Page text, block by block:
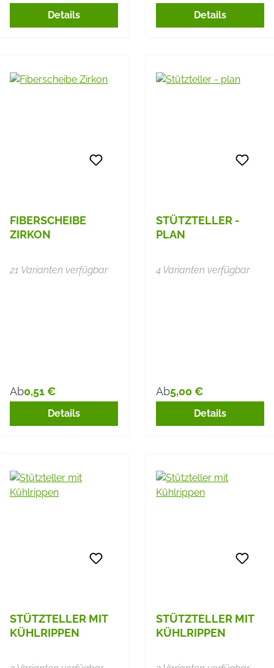
Details Details
FIBERSCHEIBE
ZIRKON
21 Varianten verfügbar
Regulärer Preis:
Ab0,51 €
Details
STÜTZTELLER -
PLAN
4 Varianten verfügbar
Regulärer Preis:
Ab5,00 €
Details
STÜTZTELLER MIT
KÜHLRIPPEN
STÜTZTELLER MIT
KÜHLRIPPEN